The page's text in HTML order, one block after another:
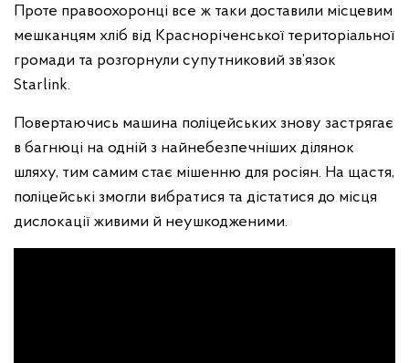
Проте правоохоронці все ж таки доставили місцевим
мешканцям хліб від Красноріченської територіальної
громади та розгорнули супутниковий зв’язок
Starlink.
Повертаючись машина поліцейських знову застрягає
в багнюці на одній з найнебезпечніших ділянок
шляху, тим самим стає мішенню для росіян. На щастя,
поліцейські змогли вибратися та дістатися до місця
дислокації живими й неушкодженими.